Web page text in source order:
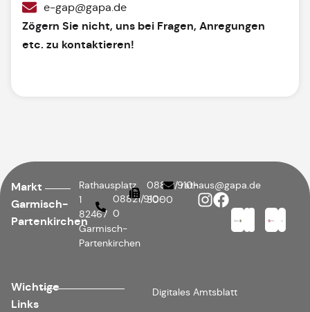
e-gap@gapa.de
Zögern Sie nicht, uns bei Fragen, Anregungen
etc. zu kontaktieren!
Markt
Garmisch-
Partenkirchen
Rathausplatz
1
82467
Garmisch-
Partenkirchen
08821/910-
0
08821/910-
3000
rathaus@gapa.de
Wichtige
Links
Digitales Amtsblatt